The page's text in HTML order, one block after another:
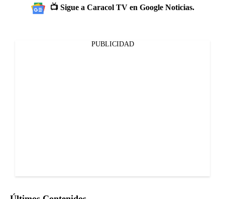
📺 Sigue a Caracol TV en Google Noticias.
PUBLICIDAD